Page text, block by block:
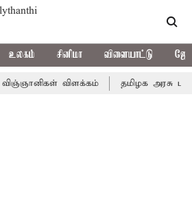
உலகம் சினிமா விளையாட்டு
விளக்கம் தமிழக அரசு பஸ்கள்